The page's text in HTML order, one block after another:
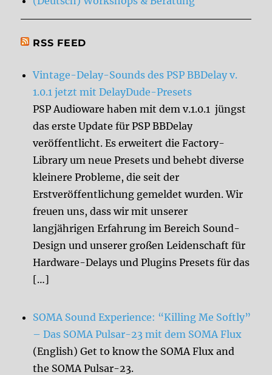
RSS FEED
Vintage-Delay-Sounds des PSP BBDelay v.
1.0.1 jetzt mit DelayDude-Presets
PSP Audioware haben mit dem v.1.0.1 jüngst
das erste Update für PSP BBDelay
veröffentlicht. Es erweitert die Factory-
Library um neue Presets und behebt diverse
kleinere Probleme, die seit der
Erstveröffentlichung gemeldet wurden. Wir
freuen uns, dass wir mit unserer
langjährigen Erfahrung im Bereich Sound-
Design und unserer großen Leidenschaft für
Hardware-Delays und Plugins Presets für das
[…]
SOMA Sound Experience: “Killing Me Softly”
– Das SOMA Pulsar-23 mit dem SOMA Flux
(English) Get to know the SOMA Flux and
the SOMA Pulsar-23.